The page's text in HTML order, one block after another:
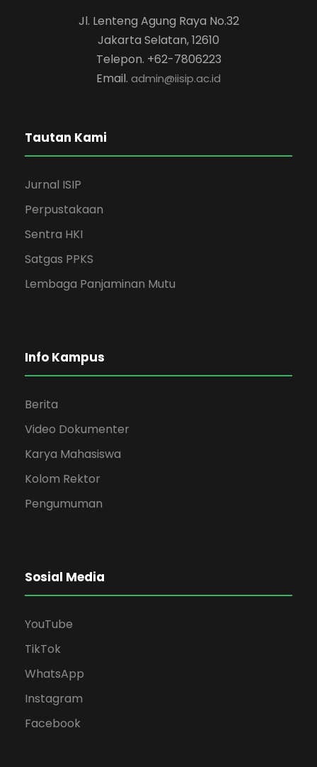
Jl. Lenteng Agung Raya No.32
Jakarta Selatan, 12610
Telepon. +62-7806223
Email. admin@iisip.ac.id
Tautan Kami
Jurnal ISIP
Perpustakaan
Sentra HKI
Satgas PPKS
Lembaga Panjaminan Mutu
Info Kampus
Berita
Video Dokumenter
Karya Mahasiswa
Kolom Rektor
Pengumuman
Sosial Media
YouTube
TikTok
WhatsApp
Instagram
Facebook